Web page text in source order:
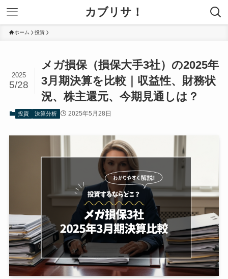
カブリサ！
ホーム 投資
メガ損保（損保大手3社）の2025年
3月期決算を比較｜収益性、財務状
況、株主還元、今期見通しは？
2025
5/28
投資 決算分析 2025年5月28日